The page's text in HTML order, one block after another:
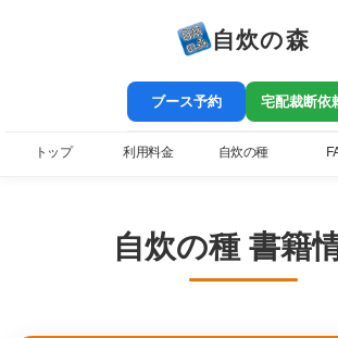
自炊の森
ブース予約 宅配裁断依
トップ 利用料金 自炊の種
自炊の種 書籍